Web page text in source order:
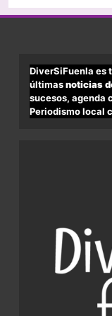
DiverSiFuenla es
últimasnoticias
sucesos, agenda
Periodismo local